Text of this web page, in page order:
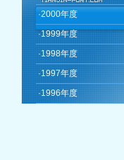
·2000年度
·1999年度
·1998年度
·1997年度
·1996年度